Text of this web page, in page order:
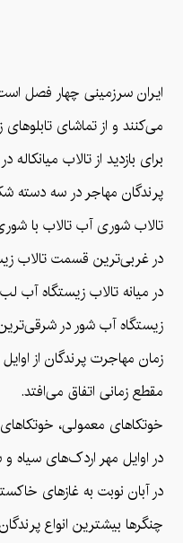
ایران سرزمینی چهار فصل
می‌کنند و از تماشای
برای بازدید از تالاب
پرندگان مهاجر در سه دسته
تالاب شوری آب تالاب با
در غربی‌ترین قسمت تالاب
در میانه تالاب زیستگاه آب
زیستگاه آب شور در
مقطع زمانی اتفاق می‌افتد.
خوتکاهای معمولی،
در اوایل مهر اردک‌های سیاه و
در آبان نوبت به غازهای
چنگرها بیشترین انواع